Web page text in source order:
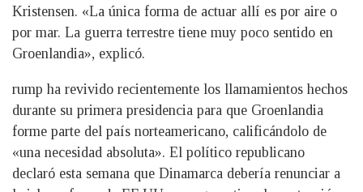
Kristensen. «La única forma de actuar allí es por aire o
por mar. La guerra terrestre tiene muy poco sentido en
Groenlandia», explicó.
rump ha revivido recientemente los llamamientos hechos
durante su primera presidencia para que Groenlandia
forme parte del país norteamericano, calificándolo de
«una necesidad absoluta». El político republicano
declaró esta semana que Dinamarca debería renunciar a